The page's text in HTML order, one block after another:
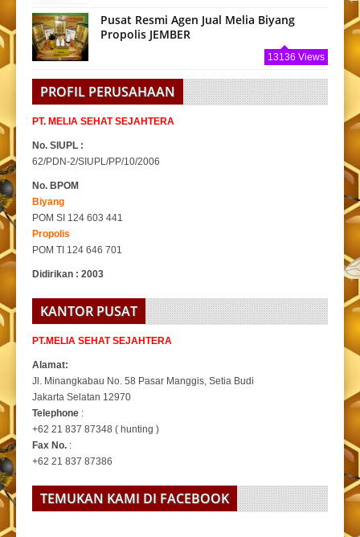
Pusat Resmi Agen Jual Melia Biyang
Propolis JEMBER
13136 Views
PROFIL PERUSAHAAN
PT. MELIA SEHAT SEJAHTERA
No. SIUPL :
62/PDN-2/SIUPL/PP/10/2006
No. BPOM
Biyang
POM SI 124 603 441
Propolis
POM TI 124 646 701
Didirikan : 2003
KANTOR PUSAT
PT.MELIA SEHAT SEJAHTERA
Alamat:
Jl. Minangkabau No. 58 Pasar Manggis, Setia Budi
Jakarta Selatan 12970
Telephone :
+62 21 837 87348 ( hunting )
Fax No. :
+62 21 837 87386
TEMUKAN KAMI DI FACEBOOK